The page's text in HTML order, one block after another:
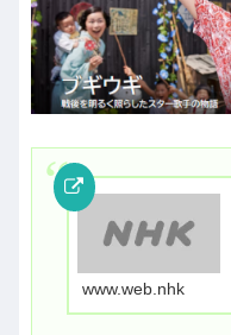
www.web.nhk